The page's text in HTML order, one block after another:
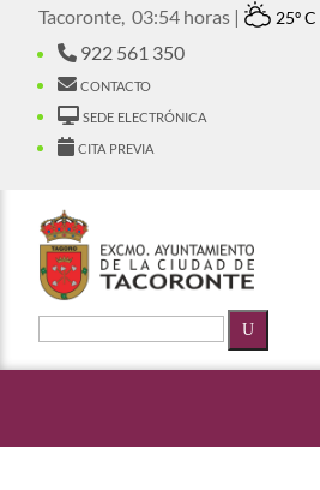
Tacoronte, 03:54 horas | 25º C
922 561 350
contacto
sede electrónica
cita previa
U